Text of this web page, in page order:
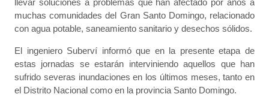
llevar soluciones a problemas que han afectado por años a
muchas comunidades del Gran Santo Domingo, relacionado
con agua potable, saneamiento sanitario y desechos sólidos.
El ingeniero Suberví informó que en la presente etapa de
estas jornadas se estarán interviniendo aquellos que han
sufrido severas inundaciones en los últimos meses, tanto en
el Distrito Nacional como en la provincia Santo Domingo.